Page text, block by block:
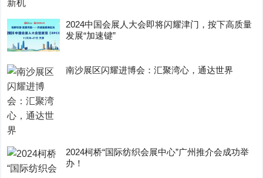
2024中国会展人大会即将闪耀津门，按下高质量
发展“加速键”
南沙展区闪耀进博会：汇聚湾心，通达世界
2024柯桥“国际纺织会展中心”广州推介会成功举
办！